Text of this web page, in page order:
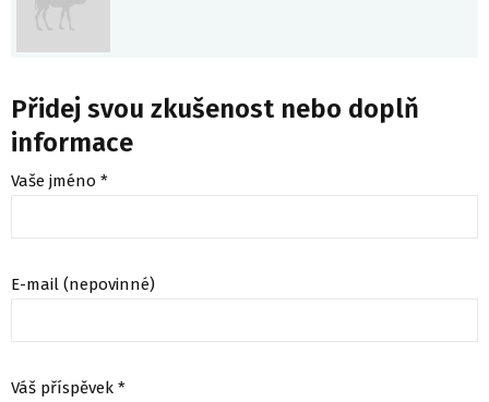
Přidej svou zkušenost nebo doplň
informace
Vaše jméno *
E-mail (nepovinné)
Váš příspěvek *